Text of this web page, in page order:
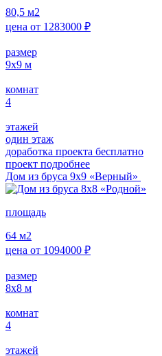
80,5 м2
цена от 1283000 ₽
размер
9х9 м
комнат
4
этажей
один этаж
доработка проекта бесплатно
проект подробнее
Дом из бруса 9х9 «Верный»
площадь
64 м2
цена от 1094000 ₽
размер
8х8 м
комнат
4
этажей